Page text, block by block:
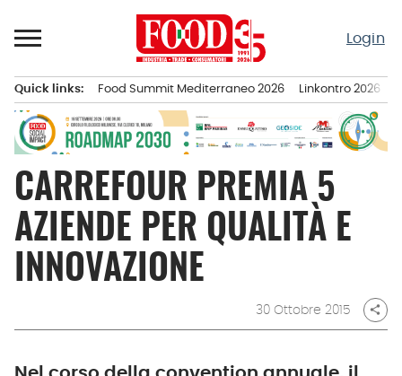
al
Login
principale
Quick links: Food Summit Mediterraneo 2026 Linkontro 2026
CARREFOUR PREMIA 5
AZIENDE PER QUALITÀ E
INNOVAZIONE
30 Ottobre 2015 share